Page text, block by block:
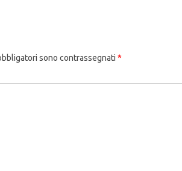
sono contrassegnati *